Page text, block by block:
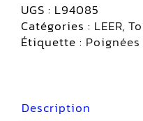
UGS : L94085
Catégories : LEER,
Étiquette : Poignées
Description